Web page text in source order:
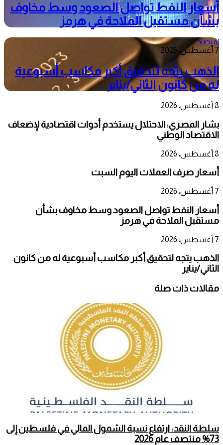
أسعار النفط تواصل الصعود وسط مخاوف
بشأن مستقبل الملاحة في هرمز
اقتصاد
7 أغسطس، 2026
الذهب يتجه لتحقيق أكبر مكاسب أسبوعية
له من كانون الثاني/يناير
8 أغسطس، 2026
بشار المصري: الاحتلال يستخدم أدوات اقتصادية لإضعاف
الاقتصاد الوطني
8 أغسطس، 2026
أسعار صرف العملات اليوم السبت
7 أغسطس، 2026
أسعار النفط تواصل الصعود وسط مخاوف بشأن
مستقبل الملاحة في هرمز
7 أغسطس، 2026
الذهب يتجه لتحقيق أكبر مكاسب أسبوعية له من كانون
الثاني/يناير
مقالات ذات صلة
سلطة النقد: ارتفاع نسبة الشمول المالي في فلسطين إلى
73% منتصف عام 2026